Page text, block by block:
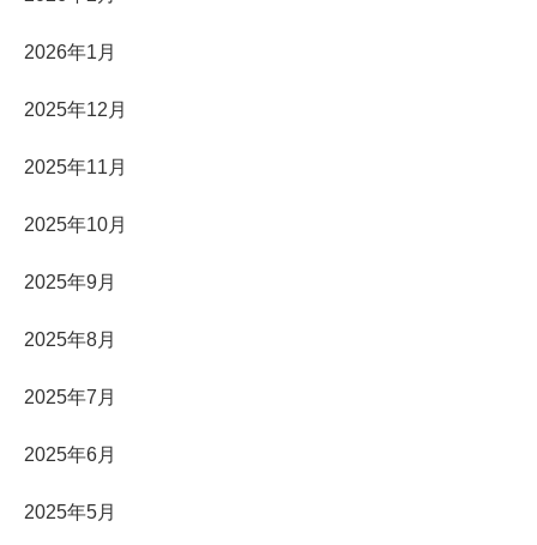
2026年1月
2025年12月
2025年11月
2025年10月
2025年9月
2025年8月
2025年7月
2025年6月
2025年5月